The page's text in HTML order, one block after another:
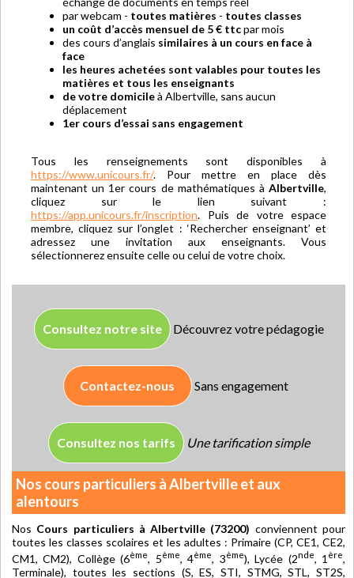
par webcam - toutes matières - toutes classes
un coût d’accès mensuel de 5 € ttcpar mois
des cours d’anglais similaires à un cours en face à
face
les heures achetées sont valables pour toutes les
matières et tous les enseignants
de votre domicileà Albertville, sans aucun
déplacement
1er cours d’essai sans engagement
Tous les renseignements sont disponibles à
https://www.unicours.fr/. Pour mettre en place dès
maintenant un 1er cours de mathématiques à Albertville,
cliquez sur le lien suivant :
https://app.unicours.fr/inscription. Puis de votre espace
membre, cliquez sur l’onglet : ‘Rechercher enseignant’ et
adressez une invitation aux enseignants. Vous
sélectionnerez ensuite celle ou celui de votre choix.
Consultez notre site Découvrez votre pédagogie
Contactez-nous Sans engagement
Consultez nos tarifs Une tarification simple
Nos cours particuliers à Albertville et aux
alentours
Nos Cours particuliers à Albertville (73200) conviennent pour
toutes les classes scolaires et les adultes : Primaire (CP, CE1, CE2,
CM1, CM2), Collège (6ème, 5ème, 4ème, 3ème), Lycée (2nde, 1 ère,
Terminale), toutes les sections (S, ES, STI, STMG, STL, ST2S,